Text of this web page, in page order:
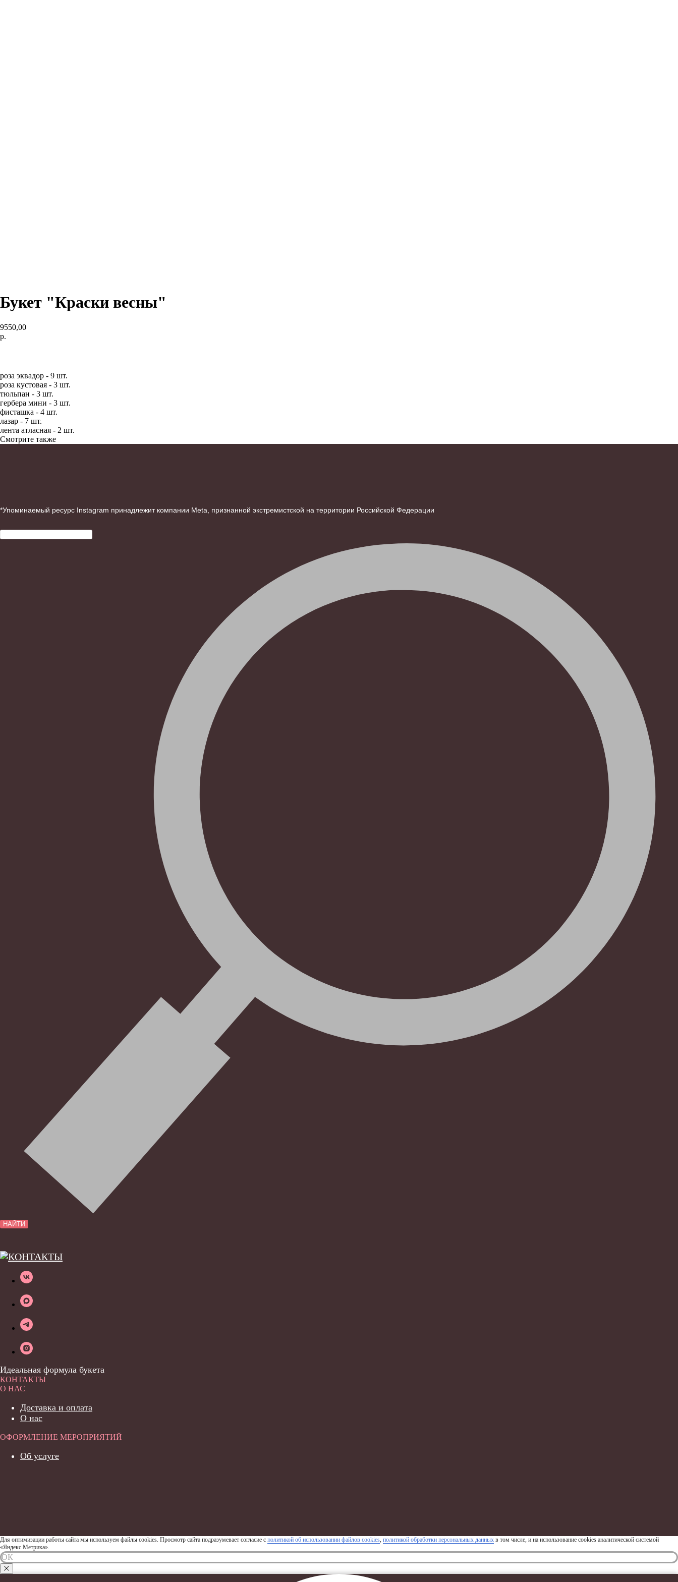
Букет "Краски весны"
9550,00
р.
роза эквадор - 9 шт.
роза кустовая - 3 шт.
тюльпан - 3 шт.
гербера мини - 3 шт.
фисташка - 4 шт.
лазар - 7 шт.
лента атласная - 2 шт.
Смотрите также
*Упоминаемый ресурс Instagram принадлежит компании Meta, признанной экстремистской на территории Российской Федерации
НАЙТИ
Идеальная формула букета
КОНТАКТЫ
О НАС
Доставка и оплата
О нас
ОФОРМЛЕНИЕ МЕРОПРИЯТИЙ
Об услуге
Для оптимизации работы сайта мы используем файлы cookies. Просмотр сайта подразумевает согласие с политикой об использовании файлов cookies, политикой обработки персональных данных в том числе, и на использование cookies аналитической системой
«Яндекс Метрика».
ОК